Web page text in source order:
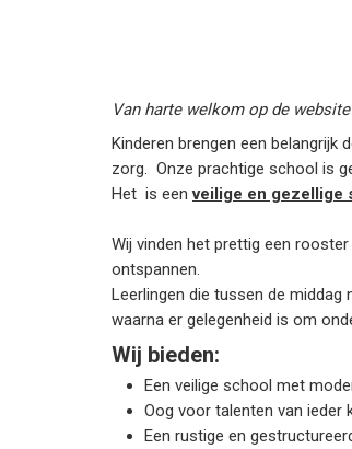
Van harte welkom op de
Kinderen brengen een
zorg. Onze prachtige school is
Het is eenveilige en gezellige
Wij vinden het prettig een
ontspannen.
Leerlingen die tussen de middag
waarna er gelegenheid is om
Wij bieden:
Een veilige school met
Oog voor talenten van ieder
Een rustige en